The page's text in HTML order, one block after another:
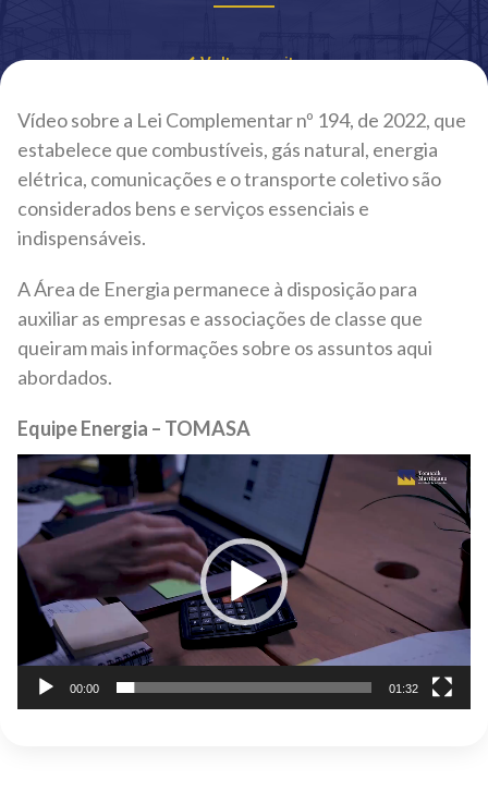
Voltar ao site
Vídeo sobre a Lei Complementar nº 194, de 2022, que
estabelece que combustíveis, gás natural, energia
elétrica, comunicações e o transporte coletivo são
considerados bens e serviços essenciais e
indispensáveis.
A Área de Energia permanece à disposição para
auxiliar as empresas e associações de classe que
queiram mais informações sobre os assuntos aqui
abordados.
Equipe Energia – TOMASA
Tocador
de
vídeo
00:00 01:32